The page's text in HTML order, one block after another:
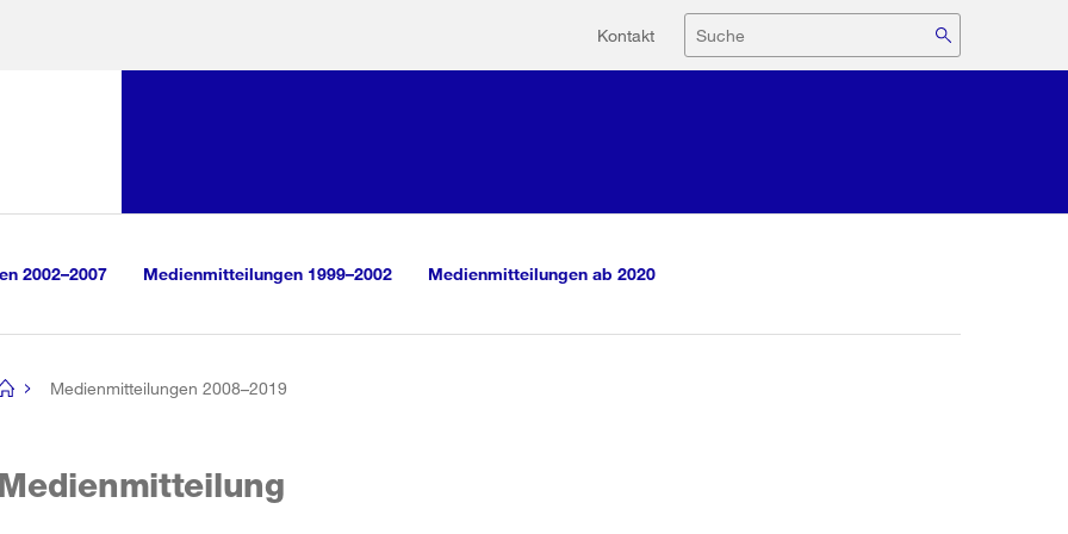
Hilfsnavigation
Kontakt Suche
2002–2007 Medienmitteilungen 1999–2002 Medienmitteilungen ab 2020
Medienmitteilungen 2008–2019